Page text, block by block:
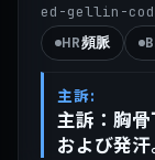
ed-gellin-
HR頻脈
主訴:
主訴：胸骨
および発汗